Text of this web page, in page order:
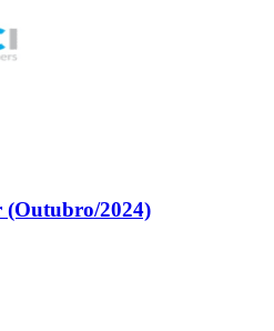
(Outubro/2024)